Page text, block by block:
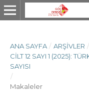
ANA SAYFA / ARŞIVLER /
CILT 12 SAYI 1 (2025):
SAYISI
/
Makaleler